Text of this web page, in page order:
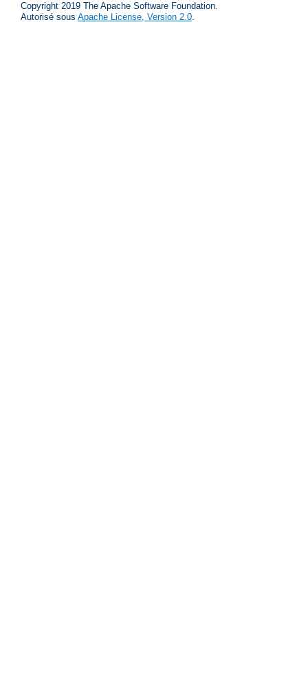
Copyright 2019 The Apache Software Foundation.
Autorisé sous Apache License, Version 2.0.